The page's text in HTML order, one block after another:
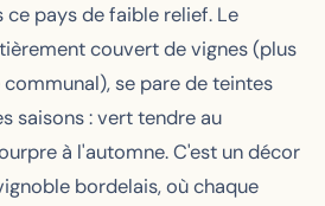
ce pays de faible relief. Le
couvert de vignes (plus
se pare de teintes
saisons : vert tendre au
à l'automne. C'est un décor
bordelais, où chaque